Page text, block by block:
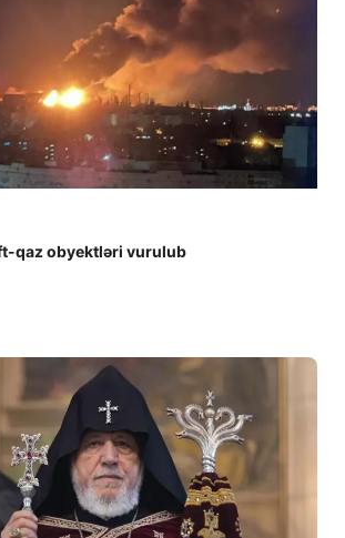
qaz obyektləri vurulub